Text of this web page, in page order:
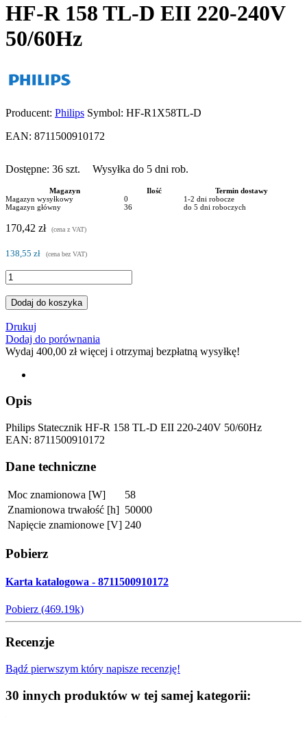
HF-R 158 TL-D EII 220-240V
50/60Hz
Producent: Philips Symbol: HF-R1X58TL-D
EAN: 8711500910172
Dostępne: 36 szt. Wysyłka do 5 dni rob.
Magazyn Ilość
Termin dostawy
Magazyn wysyłkowy
0
1-2 dni robocze
Magazyn główny
36 do 5 dni roboczych
170,42 zł (cena z VAT)
138,55 zł (cena bez VAT)
Dodaj do koszyka
Drukuj
Dodaj do porównania
Wydaj 400,00 złwięcej i otrzymaj bezpłatną wysyłkę!
Opis
Philips Statecznik HF-R 158 TL-D EII 220-240V 50/60Hz
EAN: 8711500910172
Dane techniczne
Moc znamionowa [W]
58
Znamionowa trwałość [h] 50000
Napięcie znamionowe [V] 240
Pobierz
Karta katalogowa - 8711500910172
Pobierz (469.19k)
Recenzje
Bądź pierwszym który napisze recenzję!
30 innych produktów w tej samej kategorii: